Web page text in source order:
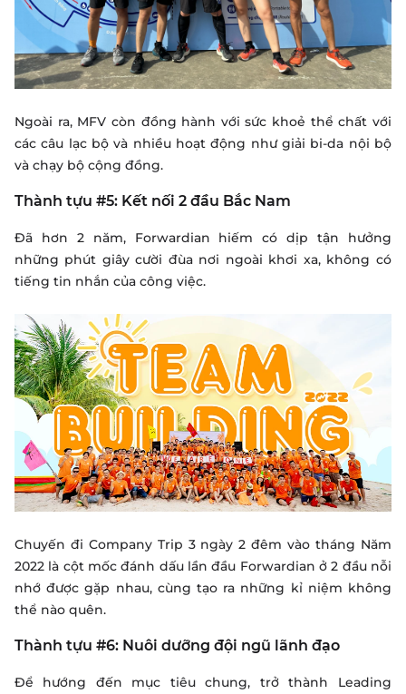
Ngoài ra, MFV còn đồng hành với sức khoẻ thể chất với
các câu lạc bộ và nhiều hoạt động như giải bi-da nội bộ
và chạy bộ cộng đồng.
Thành tựu #5: Kết nối 2 đầu Bắc Nam
Đã hơn 2 năm, Forwardian hiếm có dịp tận hưởng
những phút giây cười đùa nơi ngoài khơi xa, không có
tiếng tin nhắn của công việc.
Chuyến đi Company Trip 3 ngày 2 đêm vào tháng Năm
2022 là cột mốc đánh dấu lần đầu Forwardian ở 2 đầu nỗi
nhớ được gặp nhau, cùng tạo ra những kỉ niệm không
thể nào quên.
Thành tựu #6: Nuôi dưỡng đội ngũ lãnh đạo
Để hướng đến mục tiêu chung, trở thành Leading